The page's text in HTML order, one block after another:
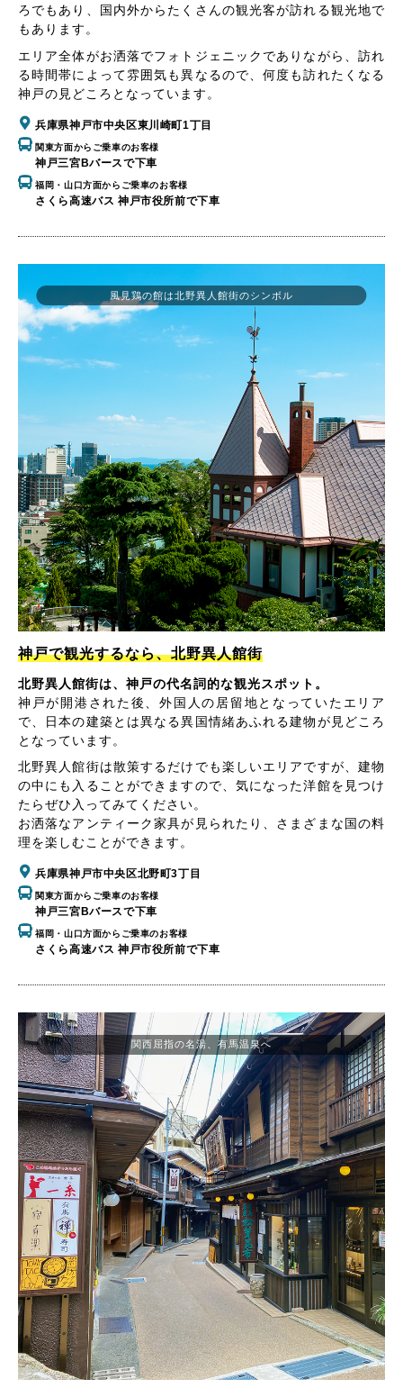
ろでもあり、国内外からたくさんの観光客が訪れる観光地で
もあります。
エリア全体がお洒落でフォトジェニックでありながら、訪れ
る時間帯によって雰囲気も異なるので、何度も訪れたくなる
神戸の見どころとなっています。
兵庫県神戸市中央区東川崎町1丁目
関東方面からご乗車のお客様
神戸三宮Bバースで下車
福岡・山口方面からご乗車のお客様
さくら高速バス 神戸市役所前で下車
神戸で観光するなら、北野異人館街
北野異人館街は、神戸の代名詞的な観光スポット。
神戸が開港された後、外国人の居留地となっていたエリア
で、日本の建築とは異なる異国情緒あふれる建物が見どころ
となっています。
北野異人館街は散策するだけでも楽しいエリアですが、建物
の中にも入ることができますので、気になった洋館を見つけ
たらぜひ入ってみてください。
お洒落なアンティーク家具が見られたり、さまざまな国の料
理を楽しむことができます。
兵庫県神戸市中央区北野町3丁目
関東方面からご乗車のお客様
神戸三宮Bバースで下車
福岡・山口方面からご乗車のお客様
さくら高速バス 神戸市役所前で下車
風見鶏の館は北野異人館街のシンボル
関西屈指の名湯、有馬温泉へ